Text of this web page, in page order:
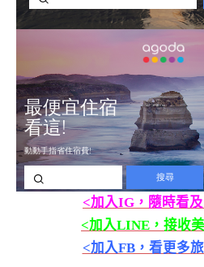
<加入IG，隨時看
<加入LINE，接收
<加入FB，看更多